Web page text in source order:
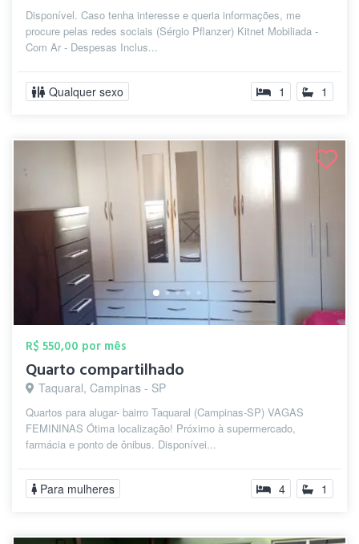
Disponível. Caso tenha interesse e queria informações, me
procure pelas redes sociais (Sérgio Pflanzer) Kitnet Mobiliada -
Com Ar - Despesas Inclus...
Qualquer sexo 1 1
R$ 550,00 por mês
Quarto compartilhado
Taquaral, Campinas - SP
Quartos para alugar- bairro Taquaral (Campinas-SP) VAGAS
FEMININAS Ótima localização! Próximo à supermercado,
farmácia e ponto de ônibus. Disponívei...
Para mulheres 4 1